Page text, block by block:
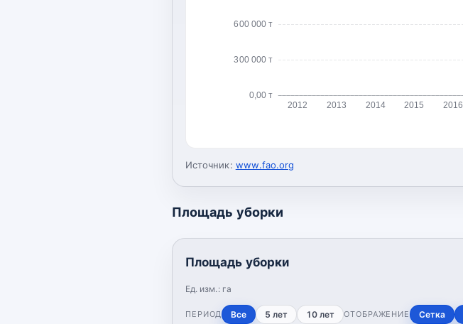
0,00 т
300 000 т
600 000 т
2012 2013 2014 2015 2016
Источник: www.fao.org
Площадь уборки
Площадь уборки
Ед. изм.: га
ПЕРИОД Все 5 лет 10 лет ОТОБРАЖЕНИЕ Сетка